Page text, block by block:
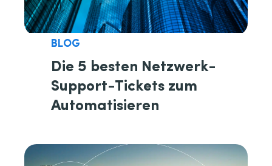
BLOG
Die 5 besten Netzwerk-
Support-Tickets zum
Automatisieren